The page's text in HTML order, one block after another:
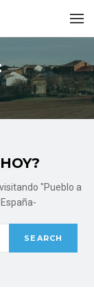
"Pueblo a